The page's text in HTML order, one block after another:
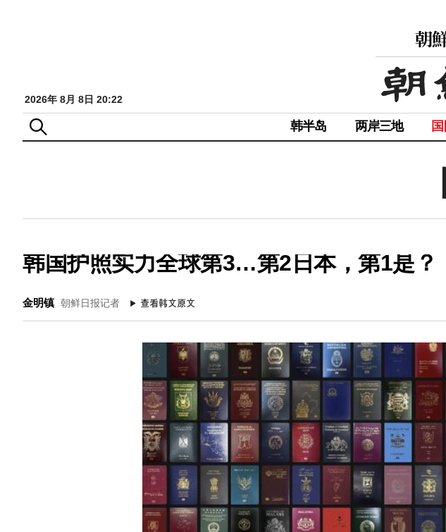
2026年 8月 8日 20:22
韩半岛 两岸三地
韩国护照实力全球第3…第2日本，第1是？
金明镇 朝鲜日报记者